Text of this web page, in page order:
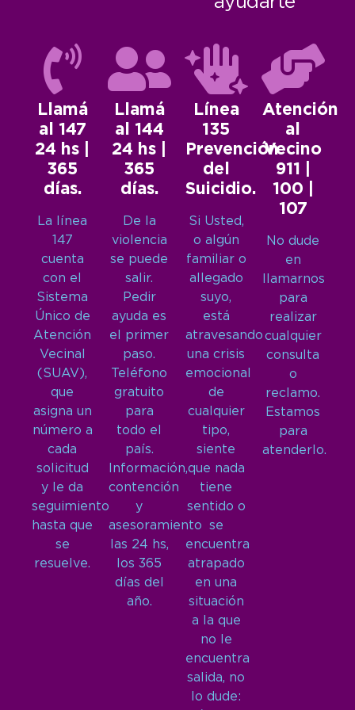
Llamá
al 147
24 hs |
365
días.
La línea
147
cuenta
con el
Sistema
Único de
Atención
Vecinal
(SUAV),
que
asigna un
número a
cada
solicitud
y le da
seguimiento
hasta que
se
resuelve.
Llamá
al 144
24 hs |
365
días.
De la
violencia
se puede
salir.
Pedir
ayuda es
el primer
paso.
Teléfono
gratuito
para
todo el
país.
Información,
contención
y
asesoramiento
las 24 hs,
los 365
días del
año.
Línea
135
Prevención
del
Suicidio.
Si Usted,
o algún
familiar o
allegado
suyo,
está
atravesando
una crisis
emocional
de
cualquier
tipo,
siente
que nada
tiene
sentido o
se
encuentra
atrapado
en una
situación
a la que
no le
encuentra
salida, no
lo dude:
Atención
al
Vecino
911 |
100 |
107
No dude
en
llamarnos
para
realizar
cualquier
consulta
o
reclamo.
Estamos
para
atenderlo.